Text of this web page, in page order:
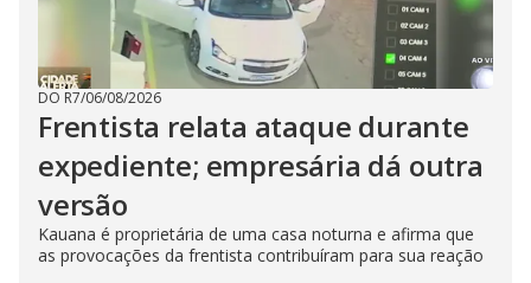
DO R7/06/08/2026
Frentista relata ataque durante
expediente; empresária dá outra
versão
Kauana é proprietária de uma casa noturna e afirma que
as provocações da frentista contribuíram para sua reação